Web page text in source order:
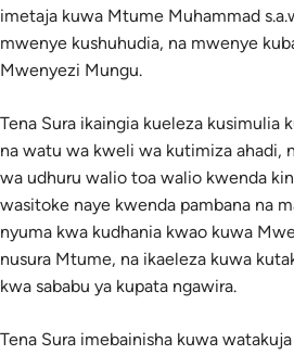
imetaja kuwa Mtume Muhammad
mwenye kushuhudia, na mwenye
Mwenyezi Mungu.
Tena Sura ikaingia kueleza kusimulia
na watu wa kweli wa kutimiza ahadi,
wa udhuru walio toa walio kwenda
wasitoke naye kwenda pambana na
nyuma kwa kudhania kwao kuwa
nusura Mtume, na ikaeleza kuwa
kwa sababu ya kupata ngawira.
Tena Sura imebainisha kuwa